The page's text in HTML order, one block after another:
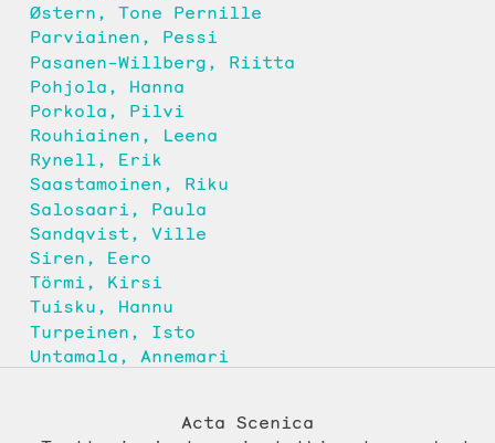
Østern, Tone Pernille
Parviainen, Pessi
Pasanen-Willberg, Riitta
Pohjola, Hanna
Porkola, Pilvi
Rouhiainen, Leena
Rynell, Erik
Saastamoinen, Riku
Salosaari, Paula
Sandqvist, Ville
Siren, Eero
Törmi, Kirsi
Tuisku, Hannu
Turpeinen, Isto
Untamala, Annemari
Acta Scenica